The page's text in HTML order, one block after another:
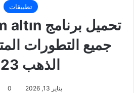
تطبيقات
جميع التطورات
الذهب 2023
يناير 13, 2026 0